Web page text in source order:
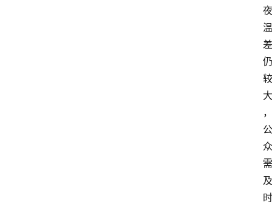
夜
温
差
仍
较
大
，
公
众
需
及
时